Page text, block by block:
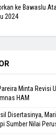
ke Bawaslu
2024
Minta Revisi
HAM
Disertasinya,
Sumber Nilai